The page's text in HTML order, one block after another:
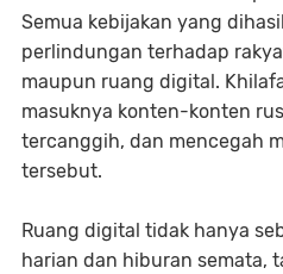
Semua kebijakan yang
perlindungan terhadap
maupun ruang digital.
masuknya konten-konten
tercanggih, dan mencegah
tersebut.
Ruang digital tidak hanya
harian dan hiburan semata,